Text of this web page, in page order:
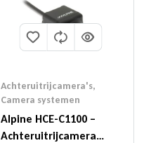
Achteruitrijcamera's,
Camera systemen
Alpine HCE-C1100 –
Achteruitrijcamera